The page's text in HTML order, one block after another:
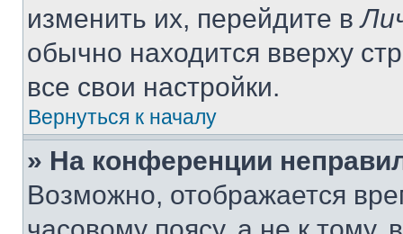
изменить их, перейдите в
обычно находится вверху
все свои настройки.
Вернуться к началу
» На конференции
Возможно, отображается